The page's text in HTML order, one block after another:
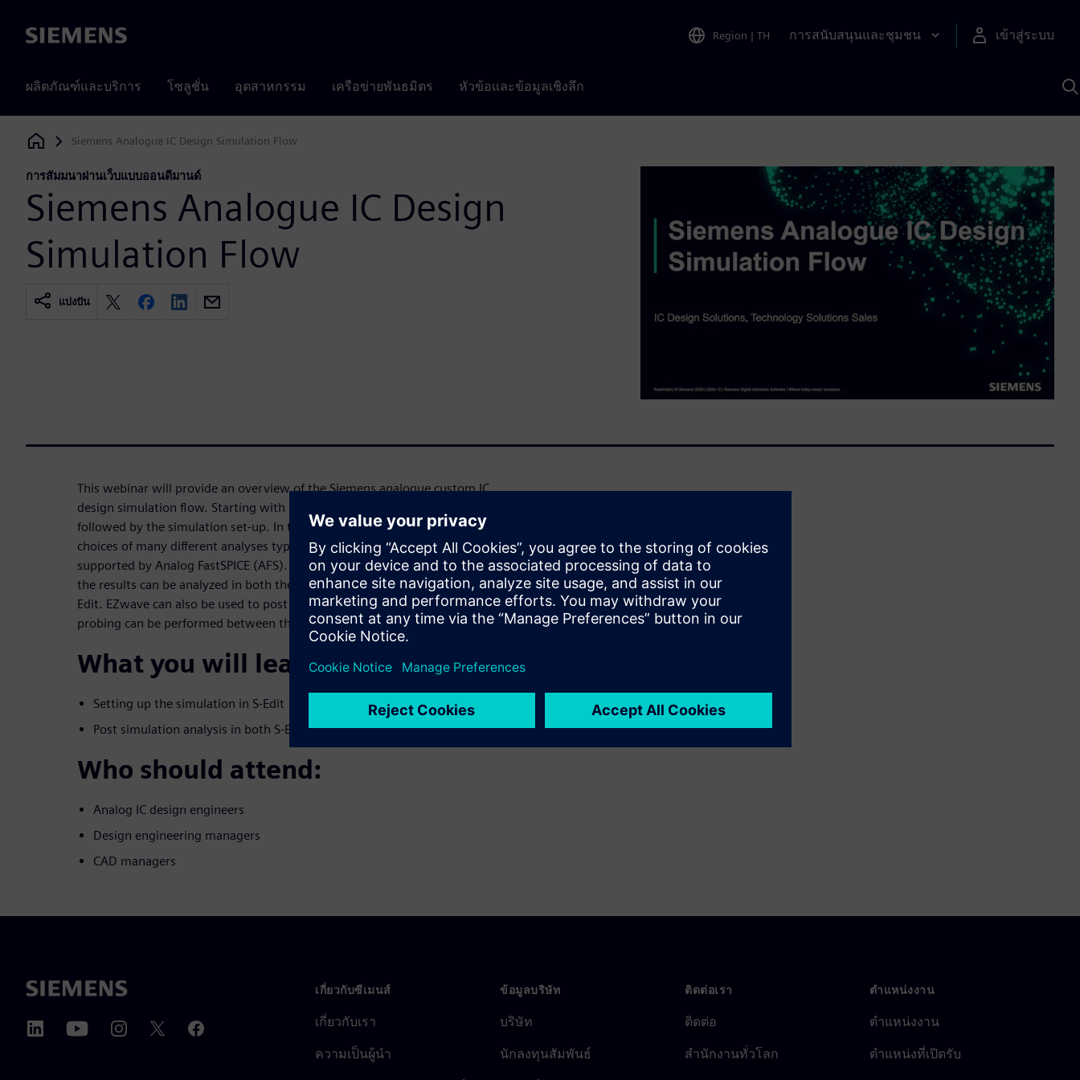
Siemens Region | TH การสนับสนุนและชุมชน เข้าสู่ระบบ
ผลิตภัณฑ์และบริการ โซลูชั่น อุตสาหกรรม เครือข่ายพันธมิตร หัวข้อและข้อมูลเชิงลึก
Siemens Digital Industries Software
Siemens Analogue IC Design Simulation Flow
การสัมมนาผ่านเว็บแบบออนดีมานด์
Siemens Analogue IC Design
Simulation Flow
แบ่งปัน
This webinar will provide an overview of the Siemens analogue custom IC
design simulation flow. Starting with S-Edit where the design is captured
followed by the simulation set-up. In the simulation setup, the designer has
choices of many different analyses types, sweeps and corners that are
supported by Analog FastSPICE (AFS). After the simulation has been completed,
the results can be analyzed in both the waveform viewer (EZwave) and in S-
Edit. EZwave can also be used to post process the simulation results. Cross
probing can be performed between the schematic and waveform tools.
What you will learn:
Setting up the simulation in S-Edit
Post simulation analysis in both S-Edit and EZwave
Who should attend:
Analog IC design engineers
Design engineering managers
CAD managers
เกี่ยวกับซีเมนส์
เกี่ยวกับเรา
ความเป็นผู้นำ
ข้อมูลบริษัท
บริษัท
นักลงทุนสัมพันธ์
ติดต่อเรา
ติดต่อ
สำนักงานทั่วโลก
ตำแหน่งงาน
ตำแหน่งงาน
ตำแหน่งที่เปิดรับ